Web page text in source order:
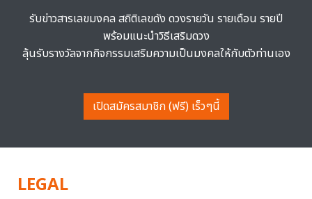
รับข่าวสารเลขมงคล สถิติเลขดัง ดวงรายวัน รายเดือน รายปี
พร้อมแนะนำวิธีเสริมดวง
ลุ้นรับรางวัลจากกิจกรรมเสริมความเป็นมงคลให้กับตัวท่านเอง
เปิดสมัครสมาชิก (ฟรี) เร็วๆนี้
LEGAL